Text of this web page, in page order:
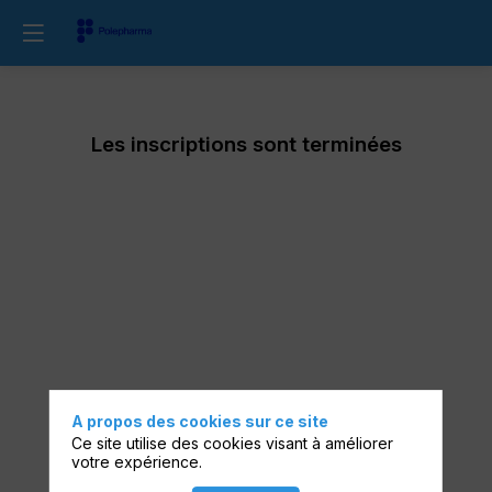
Les inscriptions sont terminées
A propos des cookies sur ce site
Ce site utilise des cookies visant à améliorer
votre expérience.